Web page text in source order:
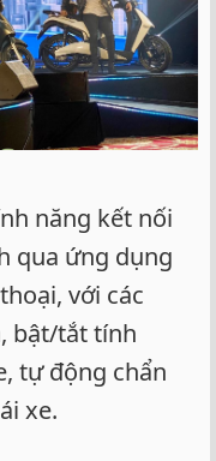
năng kết nối
qua ứng dụng
với các
bật/tắt tính
tự động chẩn
xe.